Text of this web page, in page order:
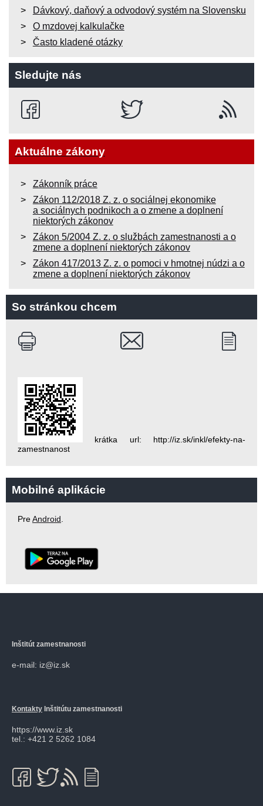
Dávkový, daňový a odvodový systém na Slovensku
O mzdovej kalkulačke
Často kladené otázky
Sledujte nás
Aktuálne zákony
Zákonník práce
Zákon 112/2018 Z. z. o sociálnej ekonomike
a sociálnych podnikoch a o zmene a doplnení
niektorých zákonov
Zákon 5/2004 Z. z. o službách zamestnanosti a o
zmene a doplnení niektorých zákonov
Zákon 417/2013 Z. z. o pomoci v hmotnej núdzi a o
zmene a doplnení niektorých zákonov
So stránkou chcem
krátka url: http://iz.sk/inkl/efekty-na-
zamestnanost
Mobilné aplikácie
PreAndroid
Inštitút zamestnanosti
e-mail: iz@iz.sk
Kontakty Inštitútu zamestnanosti
https://www.iz.sk
tel.: +421 2 5262 1084